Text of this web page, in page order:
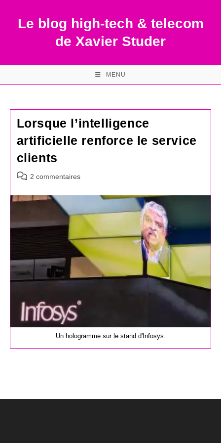
contentLe blog high-tech & telecom
de Xavier Studer
MENU
Lorsque l’intelligence
artificielle renforce le service
clients
Commentaires
la
2 commentaires
Un hologramme sur le stand d'Infosys.